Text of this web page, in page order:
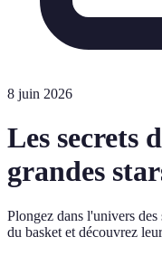
8 juin 2026
Les secrets
grandes
Plongez dans l'univers des
du basket et découvrez